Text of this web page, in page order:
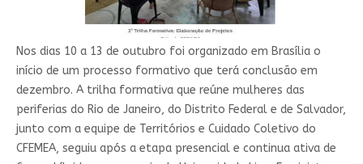
Nos dias 10 a 13 de outubro foi organizado em Brasília o
início de um processo formativo que terá conclusão em
dezembro. A trilha formativa que reúne mulheres das
periferias do Rio de Janeiro, do Distrito Federal e de Salvador,
junto com a equipe de Territórios e Cuidado Coletivo do
CFEMEA, seguiu após a etapa presencial e continua ativa de